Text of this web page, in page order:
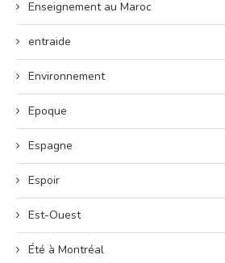
Enseignement au Maroc
entraide
Environnement
Epoque
Espagne
Espoir
Est-Ouest
Été à Montréal